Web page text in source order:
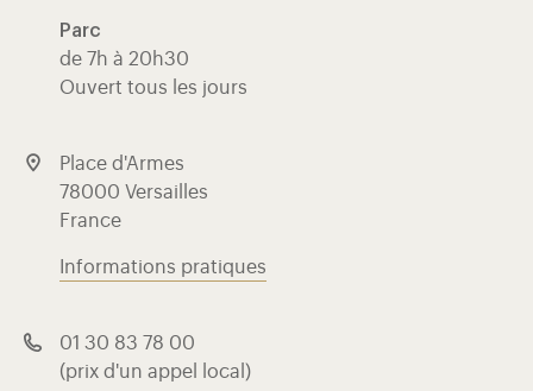
Parc
de 7h à 20h30
Ouvert tous les jours
Place d'Armes
78000 Versailles
France
Informations pratiques
01 30 83 78 00
(prix d'un appel local)